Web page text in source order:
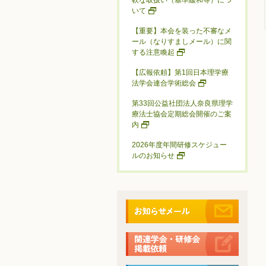
いて
【重要】本会を装った不審なメ
ール（なりすましメール）に関
する注意喚起
【広報依頼】第1回日本理学療
法学会連合学術総会
第33回公益社団法人奈良県理学
療法士協会定期総会開催のご案
内
2026年度年間研修スケジュー
ルのお知らせ